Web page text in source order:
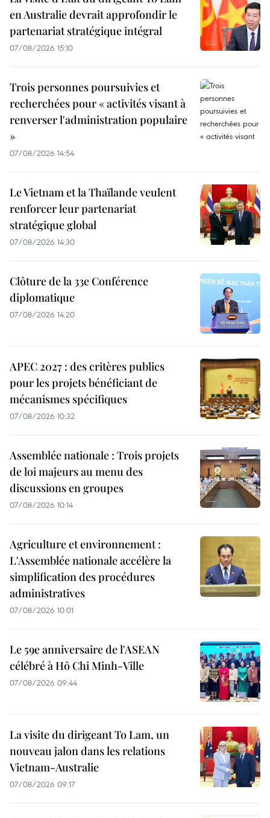
en Australie devrait approfondir le
partenariat stratégique intégral
07/08/2026 15:10
Trois personnes poursuivies et
recherchées pour « activités visant à
renverser l'administration populaire
»
07/08/2026 14:54
Le Vietnam et la Thaïlande veulent
renforcer leur partenariat
stratégique global
07/08/2026 14:30
Clôture de la 33e Conférence
diplomatique
07/08/2026 14:20
APEC 2027 : des critères publics
pour les projets bénéficiant de
mécanismes spécifiques
07/08/2026 10:32
Assemblée nationale : Trois projets
de loi majeurs au menu des
discussions en groupes
07/08/2026 10:14
Agriculture et environnement :
L'Assemblée nationale accélère la
simplification des procédures
administratives
07/08/2026 10:01
Le 59e anniversaire de l'ASEAN
célébré à Hô Chi Minh-Ville
07/08/2026 09:44
La visite du dirigeant To Lam, un
nouveau jalon dans les relations
Vietnam-Australie
07/08/2026 09:17